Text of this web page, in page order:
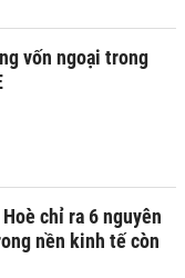
vốn ngoại trong
chỉ ra 6 nguyên
nền kinh tế còn